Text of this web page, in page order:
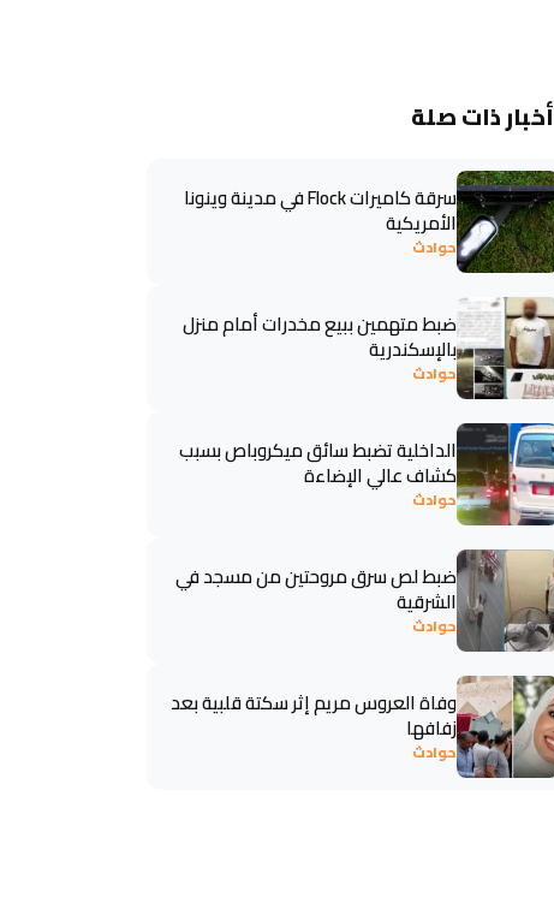
أخبار ذات صلة
سرقة كاميرات Flock في مدينة وينونا
الأمريكية
حوادث
ضبط متهمين ببيع مخدرات أمام منزل
بالإسكندرية
حوادث
الداخلية تضبط سائق ميكروباص بسبب
كشاف عالي الإضاءة
حوادث
ضبط لص سرق مروحتين من مسجد في
الشرقية
حوادث
وفاة العروس مريم إثر سكتة قلبية بعد
زفافها
حوادث